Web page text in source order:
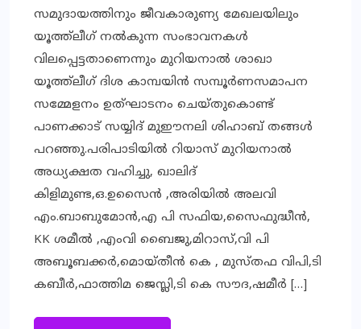
സമുദായത്തിനും ജീവകാരുണ്യ മേഖലയിലും
യൂത്ത്‌ലീഗ് നല്‍കുന്ന സംഭാവനകള്‍
വിലപ്പെട്ടതാണെന്നും മുറിയനാല്‍ ശാഖാ
യൂത്ത്‌ലീഗ് ദിശ കാമ്പയിന്‍ സമ്പൂര്‍ണസമാപന
സമ്മേളനം ഉത്ഘാടനം ചെയ്തുകൊണ്ട്
പാണക്കാട് സയ്യിദ് മുഈനലി ശിഹാബ് തങ്ങള്‍
പറഞ്ഞു.പരിപാടിയില്‍ റിയാസ് മുറിയനാല്‍
അധ്യക്ഷത വഹിച്ചു, ഖാലിദ്
കിളിമുണ്ട,ഒ.ഉസൈന്‍ ,അരിയില്‍ അലവി
എം.ബാബുമോന്‍,എ പി സഫിയ,സൈഫുദ്ധീന്‍,
KK ശമീല്‍ ,എംവി ബൈജു,മിറാസ്,വി പി
അബൂബക്കര്‍,മൊയ്തീന്‍ കെ , മുസ്തഫ വിപി,ടി
കബീര്‍,ഫാത്തിമ ജെസ്ലി,ടി കെ സൗദ,ഷമീര്‍ […]